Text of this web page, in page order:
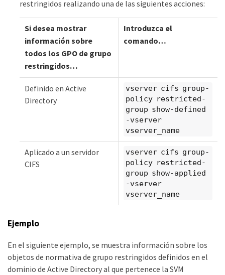
restringidos realizando una de las siguientes acciones:
Si desea mostrar
información sobre
todos los GPO de grupo
restringidos…​
Introduzca el
comando…​
Definido en Active
Directory
vserver cifs group-
policy restricted-
group show-defined
-vserver
vserver_name
Aplicado a un servidor
CIFS
vserver cifs group-
policy restricted-
group show-applied
-vserver
vserver_name
Ejemplo
En el siguiente ejemplo, se muestra información sobre los
objetos de normativa de grupo restringidos definidos en el
dominio de Active Directory al que pertenece la SVM